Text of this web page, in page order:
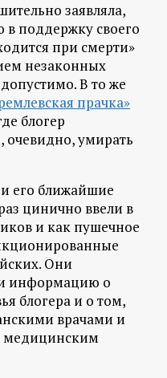
заявляла,
поддержку своего
при смерти»
незаконных
В то же
прачка»
блогер
очевидно, умирать
его ближайшие
цинично ввели в
и как пушечное
Они
информацию о
блогера и о том,
врачами и
медицинским